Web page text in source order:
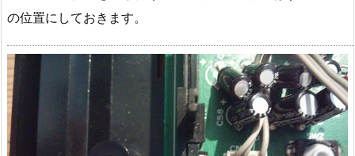
の位置にしておきます。